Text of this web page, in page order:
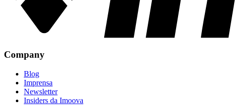
Company
Blog
Imprensa
Newsletter
Insiders da Imoova